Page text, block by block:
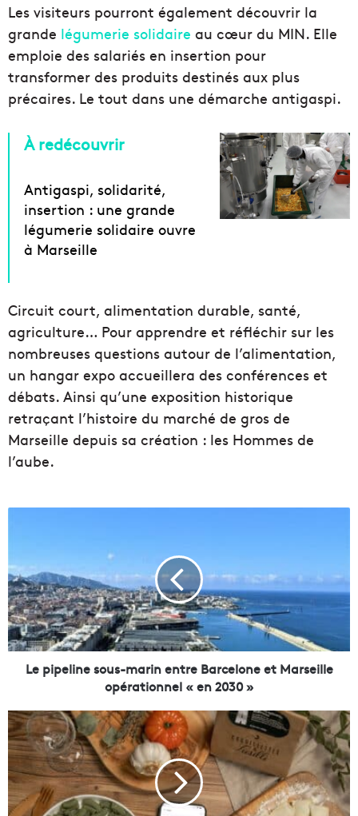
Les visiteurs pourront également découvrir la
grande légumerie solidaire au cœur du MIN. Elle
emploie des salariés en insertion pour
transformer des produits destinés aux plus
précaires. Le tout dans une démarche antigaspi.
À redécouvrir
Antigaspi, solidarité,
insertion : une grande
légumerie solidaire ouvre
à Marseille
Circuit court, alimentation durable, santé,
agriculture… Pour apprendre et réfléchir sur les
nombreuses questions autour de l’alimentation,
un hangar expo accueillera des conférences et
débats. Ainsi qu’une exposition historique
retraçant l’histoire du marché de gros de
Marseille depuis sa création : les Hommes de
l’aube.
i
p
e
l
i
n
u
s
-
m
a
r
Le pipeline sous-marin entre Barcelone et Marseille
opérationnel « en 2030 »
S
a
n
t
a
f